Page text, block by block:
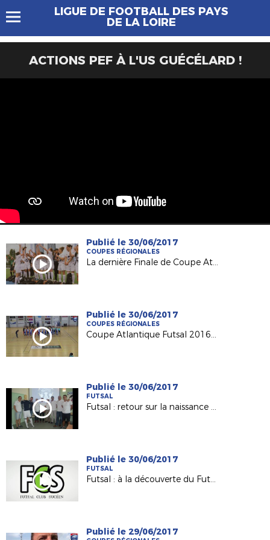
LIGUE DE FOOTBALL DES PAYS
DE LA LOIRE
ACTIONS PEF À L'US GUÉCÉLARD !
Publié le 30/06/2017
COUPES RÉGIONALES
La dernière Finale de Coupe Atlantique Féminine Crédit-Mutuel !
Publié le 30/06/2017
COUPES RÉGIONALES
Coupe Atlantique Futsal 2016-2017 : revivez la finale remportée par Saint Herblain Pépite FC
Publié le 30/06/2017
FUTSAL
Futsal : retour sur la naissance du Nantes Métropole Futsal (D1)
Publié le 30/06/2017
FUTSAL
Futsal : à la découverte du Futsal Club Sucéen (Sucé sur Erdre)
Publié le 29/06/2017